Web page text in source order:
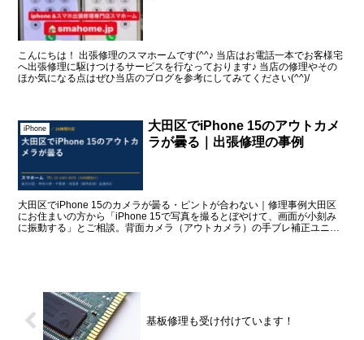
こんにちは！ 出張修理のスマホームです(^^♪ 当店はお電話一本でお客様宅
へ出張修理に駆けつけるサービスを行なっております♪ 当店の修理やその
ほか気になる点はぜひ当店のブログを参考にしてみてください(^^)/
iPhone
大田区でiPhone 15のアウトカメ
ラが曇る｜出張修理の事例
大田区でiPhone 15のカメラが曇る・ピントが合わない｜修理事例大田区
にお住まいの方から「iPhone 15で写真を撮るとぼやけて、画面が小刻み
に振動する」とご相談。背面カメラ（アウトカメラ）の手ブレ補正ユニッ
基板修理も受け付けています！